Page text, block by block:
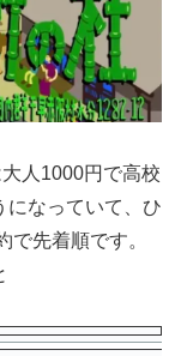
人1000円で高校
になっていて、ひ
で先着順です。